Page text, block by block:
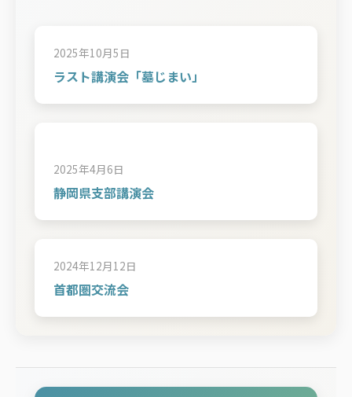
2025年10月5日
ラスト講演会「墓じまい」
2025年4月6日
静岡県支部講演会
2024年12月12日
首都圏交流会